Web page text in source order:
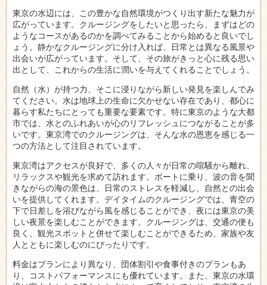
東京の水辺には、この豊かな自然環境がつくり出す新たな魅力が
広がっています。クルージングをしたいと思ったら、まずはどの
ようなコースがあるのかを調べてみることから始めると良いでし
ょう。静かなクルージングに分け入れば、日常とは異なる風景や
出会いが広がっています。そして、その旅がきっと心に残る思い
出として、これからの生活に潤いを与えてくれることでしょう。
自然（水）が持つ力、そこに浸りながら新しい発見を楽しんでみ
てください。水は地球上の生命に欠かせない存在であり、都心に
暮らす私たちにとっても重要な要素です。特に東京のような大都
市では、水とのふれあいが心のリフレッシュにつながることが多
いです。東京湾でのクルージングは、そんな水の恩恵を感じる一
つの方法として注目されています。
東京湾はアクセスが良好で、多くの人々が日常の喧騒から離れ、
リラックスや観光を求めて訪れます。ボートに乗り、波の音を聞
きながらの海の景色は、日常のストレスを軽減し、自然との出会
いを提供してくれます。デイタイムのクルージングでは、青空の
下で日差しを浴びながら風を感じることができ、夜には東京の美
しい夜景を楽しむことができます。クルージングは、交通の便も
良く、観光スポットと併せて楽しむことができるため、家族や友
人とともに楽しむのにぴったりです。
料金はプランにより異なり、団体割引や食事付きのプランもあ
り、コストパフォーマンスにも優れています。また、東京の水環